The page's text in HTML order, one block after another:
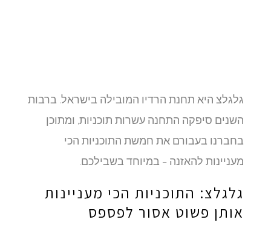
גלגלצ היא תחנת הרדיו המובילה בישראל. ברבות
השנים סיפקה התחנה עשרות תוכניות, ומתוכן
בחברנו בעבורם את חמשת התוכניות הכי
מעניינות להאזנה – במיוחד בשבילכם.
גלגלצ: התוכניות הכי מעניינות
אותן פשוט אסור לפספס